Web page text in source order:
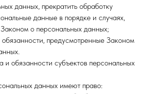
данных, прекратить обработку
данные в порядке и случаях,
о персональных данных;
предусмотренные Законом
обязанности субъектов персональных
данных имеют право: